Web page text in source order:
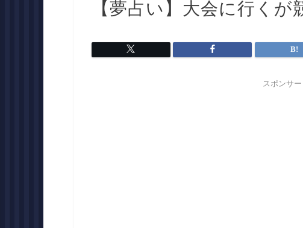
【夢占い】大会に行く
スポンサ